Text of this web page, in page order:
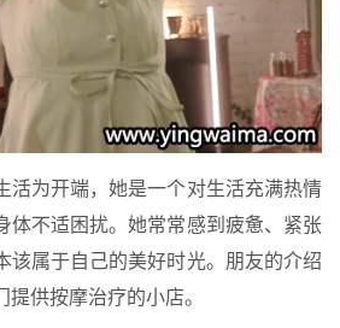
活为开端，她是一个对生活充满热情
体不适困扰。她常常感到疲惫、紧张
该属于自己的美好时光。朋友的介绍
供按摩治疗的小店。